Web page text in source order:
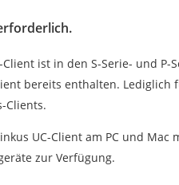
Client ist in den S-Serie- und
bereits enthalten.
Clients.
UC-Client am PC und Mac
zur Verfügung.